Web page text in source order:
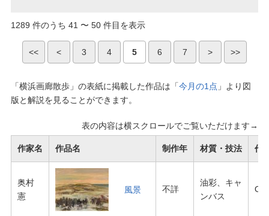
<< < 3 4 5 6 7 > >>
1289 件のうち 41 〜 50 件目を表示
「横浜画廊散歩」の表紙に掲載した作品は「今月の1点 」より図
版と解説を見ることができます。
表の内容は横スクロールでご覧いただけます→
作家名 作品名 制作年 材質・技法 作
奥村
憲
風景 不詳
油彩、キャ
ンバス
O-